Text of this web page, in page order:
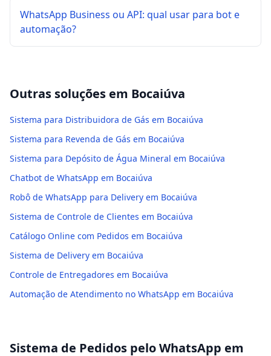
WhatsApp Business ou API: qual usar para bot e
automação?
Outras soluções em Bocaiúva
Sistema para Distribuidora de Gás em Bocaiúva
Sistema para Revenda de Gás em Bocaiúva
Sistema para Depósito de Água Mineral em Bocaiúva
Chatbot de WhatsApp em Bocaiúva
Robô de WhatsApp para Delivery em Bocaiúva
Sistema de Controle de Clientes em Bocaiúva
Catálogo Online com Pedidos em Bocaiúva
Sistema de Delivery em Bocaiúva
Controle de Entregadores em Bocaiúva
Automação de Atendimento no WhatsApp em Bocaiúva
Sistema de Pedidos pelo WhatsApp em